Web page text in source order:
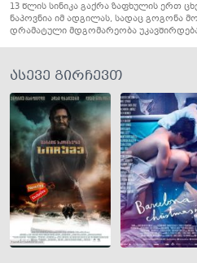
13 წლის სინიკა გაქრა ზაფხულის ერთ
ნაპოვნია იმ ადგილას, სადაც გოგონა
დრამატული მდგომარეობა
ასევე გირჩევთ